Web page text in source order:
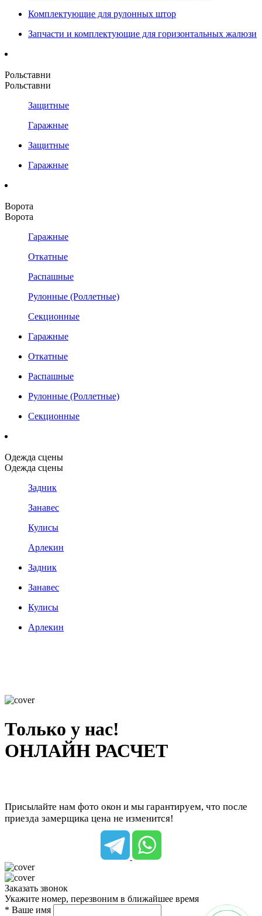
Комплектующие для рулонных штор
Запчасти и комплектующие для горизонтальных жалюзи
Рольставни
Рольставни
Защитные
Гаражные
Защитные
Гаражные
Ворота
Ворота
Гаражные
Откатные
Распашные
Рулонные (Роллетные)
Секционные
Гаражные
Откатные
Распашные
Рулонные (Роллетные)
Секционные
Одежда сцены
Одежда сцены
Задник
Занавес
Кулисы
Арлекин
Задник
Занавес
Кулисы
Арлекин
Только у нас!
ОНЛАЙН РАСЧЕТ
Присылайте нам фото окон и мы гарантируем, что после
приезда замерщика цена не изменится!
Заказать звонок
Укажите номер, перезвоним в ближайшее время
* Ваше имя